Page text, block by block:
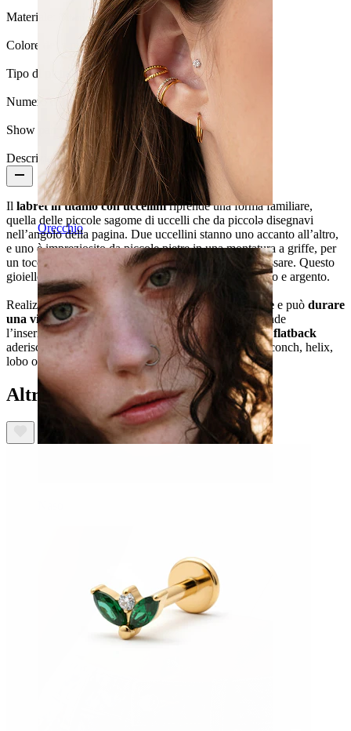
Orecchio
Materiale: Titanio
Colore della pietra:Trasparente
Tipo di pietra:Zirconia cubica
Numero di pezzi:1
Show pair option: Sì
Descrizione
Il labret in titanio con uccelliniriprende una forma familiare,
quella delle piccole sagome di uccelli che da piccolə disegnavi
nell’angolo della pagina. Due uccellini stanno uno accanto all’altro,
e uno è impreziosito da piccole pietre in una montatura a griffe, per
un tocco leggero e subito riconoscibile, facile da indossare. Questo
gioiello Bodymod Premium è disponibile nei colori oro e argento.
Realizzato intitanio, è ipoallergenico, impermeabile e può durare
una vitacon la giusta cura. La filettatura interna rende
l’inserimento semplice e la tenuta più sicura, mentre ilflatback
aderisce comodamente alla pelle. Adatto per piercing conch, helix,
lobo o tragus.
Altri hanno acquistato anche